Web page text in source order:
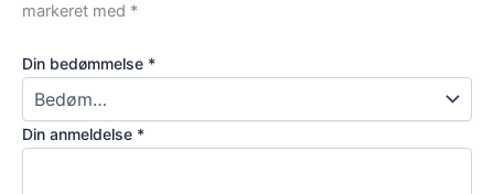
markeret med *
Din bedømmelse *
Din anmeldelse *